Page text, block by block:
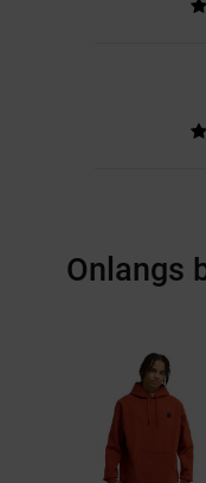
Onlangs